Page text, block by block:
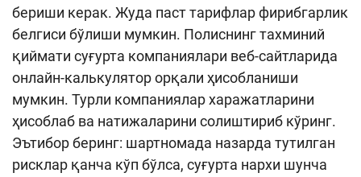
бериши керак. Жуда паст тарифлар фирибгарлик
белгиси бўлиши мумкин. Полиснинг тахминий
қиймати суғурта компаниялари веб-сайтларида
онлайн-калькулятор орқали ҳисобланиши
мумкин. Турли компаниялар харажатларини
ҳисоблаб ва натижаларини солиштириб кўринг.
Эътибор беринг: шартномада назарда тутилган
рисклар қанча кўп бўлса, суғурта нархи шунча